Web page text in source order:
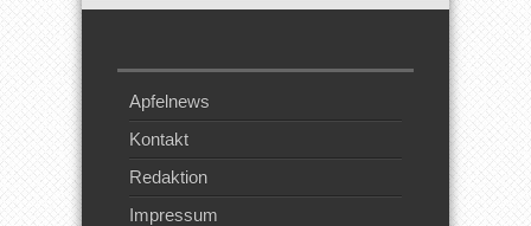
Apfelnews
Kontakt
Redaktion
Impressum